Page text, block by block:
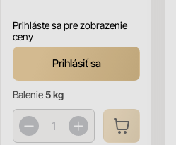
Prihláste sa pre zobrazenie
ceny
Prihlásiť sa
Balenie5 kg